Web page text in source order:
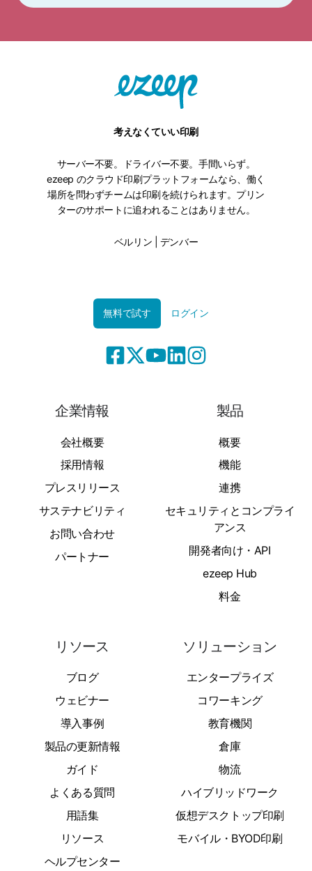
考えなくていい印刷
サーバー不要。ドライバー不要。手間いらず。
ezeep のクラウド印刷プラットフォームなら、働く
場所を問わずチームは印刷を続けられます。プリン
ターのサポートに追われることはありません。
ベルリン | デンバー
無料で試す ログイン
企業情報
会社概要
採用情報
プレスリリース
サステナビリティ
お問い合わせ
パートナー
製品
概要
機能
連携
セキュリティとコンプライ
アンス
開発者向け・API
ezeep Hub
料金
リソース
ブログ
ウェビナー
導入事例
製品の更新情報
ガイド
よくある質問
用語集
リソース
ヘルプセンター
ソリューション
エンタープライズ
コワーキング
教育機関
倉庫
物流
ハイブリッドワーク
仮想デスクトップ印刷
モバイル・BYOD印刷